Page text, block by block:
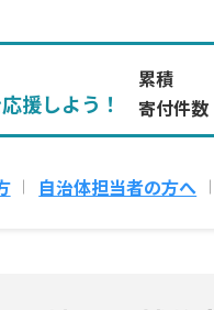
援しよう！
累積
寄付件数
自治体担当者の方へ